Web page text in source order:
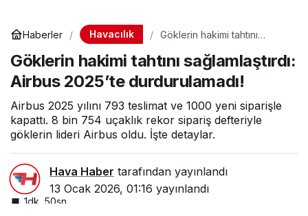
Haberler Havacılık
Göklerin hakimi tahtını
durdurulamadı!
Göklerin hakimi tahtını sağlamlaştırdı:
Airbus 2025’te durdurulamadı!
Airbus 2025 yılını 793 teslimat ve 1000 yeni siparişle
kapattı. 8 bin 754 uçaklık rekor sipariş defteriyle
göklerin lideri Airbus oldu. İşte detaylar.
Hava Haber tarafından yayınlandı
13 Ocak 2026, 01:16 yayınlandı
1dk, 50sn